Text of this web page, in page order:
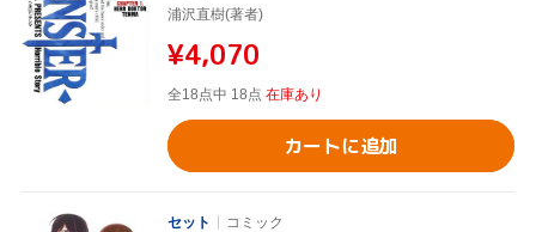
浦沢直樹(著者)
¥4,070
全18点中 18点 在庫あり
カートに追加
セット コミック